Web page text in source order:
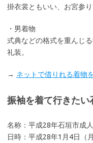
掛衣裳ともいい、お宮参
・男着物
式典などの格式を重んじ
礼装。
→ ネットで借りれる着物
振袖を着て行きたい
名称：平成28年石垣市成
日時：平成28年1月4日（